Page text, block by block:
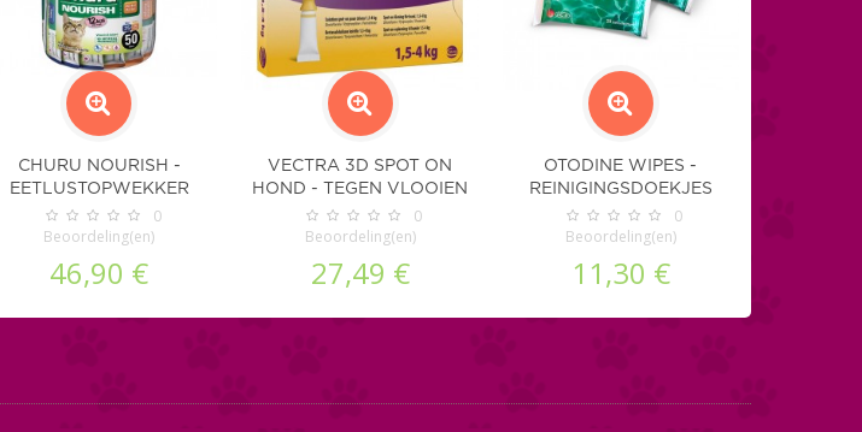
CHURU NOURISH -
EETLUSTOPWEKKER
VOOR KATTEN
0
Beoordeling(en)
46,90 €
VECTRA 3D SPOT ON
HOND - TEGEN VLOOIEN
EN TEKEN
0
Beoordeling(en)
27,49 €
OTODINE WIPES -
REINIGINGSDOEKJES
VOOR DE OREN
0
Beoordeling(en)
11,30 €